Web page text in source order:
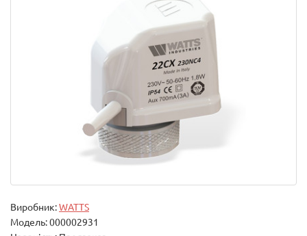
Виробник:WATTS
Модель:000002931